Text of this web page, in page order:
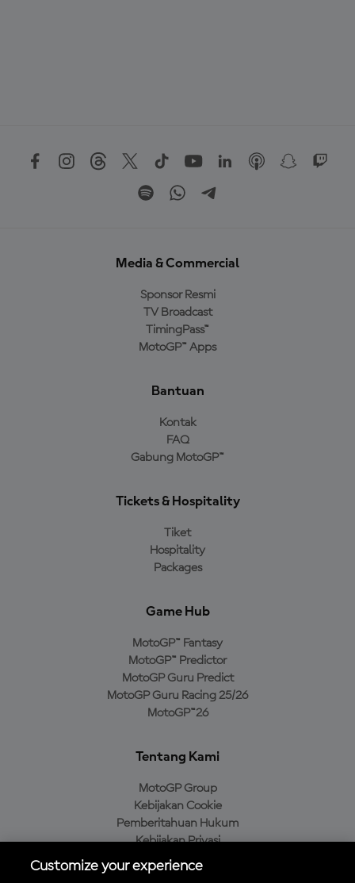
Media & Commercial
Sponsor Resmi
TV Broadcast
TimingPass™
MotoGP™ Apps
Bantuan
Kontak
FAQ
Gabung MotoGP™
Tickets & Hospitality
Tiket
Hospitality
Packages
Game Hub
MotoGP™ Fantasy
MotoGP™ Predictor
MotoGP Guru Predict
MotoGP Guru Racing 25/26
MotoGP™26
Tentang Kami
MotoGP Group
Kebijakan Cookie
Pemberitahuan Hukum
Kebijakan Privasi
Kebijakan Pembelian
Customize your experience